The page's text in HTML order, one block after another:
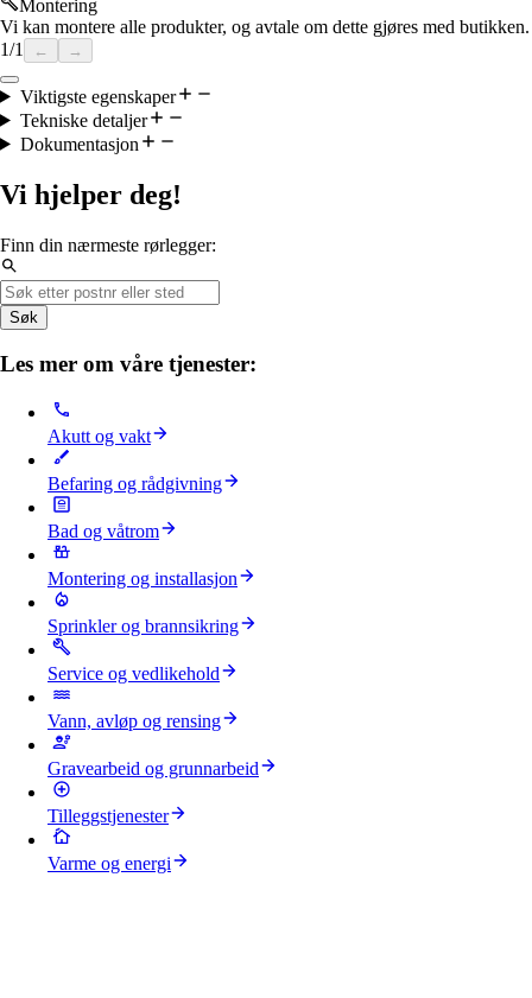
Montering
Vi kan montere alle produkter, og avtale om dette gjøres med butikken.
1/1 ← →
Viktigste egenskaper
Tekniske detaljer
Dokumentasjon
Vi hjelper deg!
Finn din nærmeste rørlegger:
Søk
Les mer om våre tjenester:
Akutt og vakt
Befaring og rådgivning
Bad og våtrom
Montering og installasjon
Sprinkler og brannsikring
Service og vedlikehold
Vann, avløp og rensing
Gravearbeid og grunnarbeid
Tilleggstjenester
Varme og energi